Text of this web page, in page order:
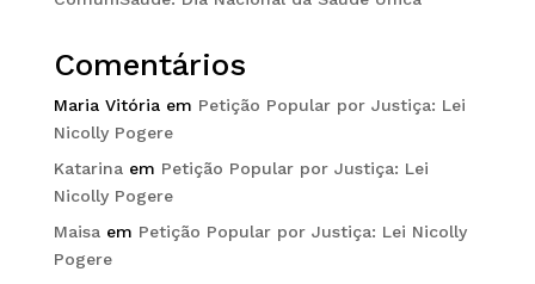
Comentários
Maria Vitóriaem Petição Popular por Justiça: Lei
Nicolly Pogere
Katarinaem Petição Popular por Justiça: Lei
Nicolly Pogere
Maisaem Petição Popular por Justiça: Lei Nicolly
Pogere